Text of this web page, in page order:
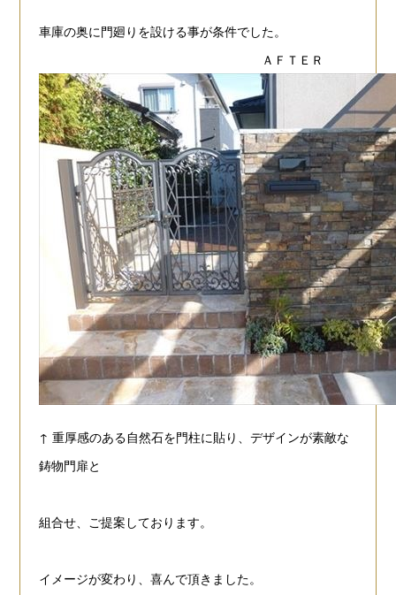
車庫の奥に門廻りを設ける事が条件でした。
ＡＦＴＥＲ
↑ 重厚感のある自然石を門柱に貼り、デザインが素敵な
鋳物門扉と
組合せ、ご提案しております。
イメージが変わり、喜んで頂きました。